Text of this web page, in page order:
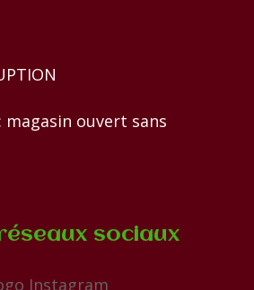
magasin ouvert sans
sociaux